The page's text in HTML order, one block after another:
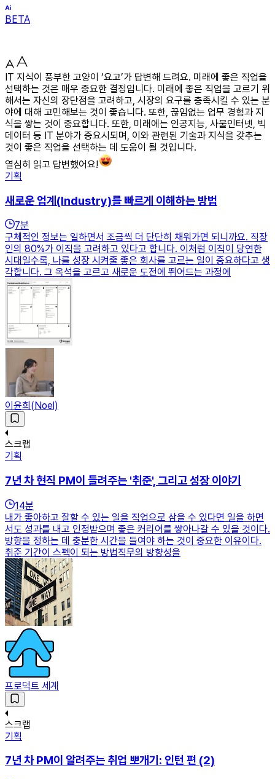
BETA
IT 지식이 풍부한 고양이 ‘요고’가 답변해 드려요. 미래에 좋은 직업을
선택하는 것은 매우 중요한 결정입니다. 미래에 좋은 직업을 고르기 위
해서는 자신의 장단점을 고려하고, 시장의 요구를 충족시킬 수 있는 분
야에 대해 고민해보는 것이 좋습니다. 또한, 끊임없는 업무 경험과 지
식을 쌓는 것이 중요합니다. 또한, 미래에는 인공지능, 사물인터넷, 빅
데이터 등 IT 분야가 중요시되며, 이와 관련된 기술과 지식을 갖추는
것이 좋은 직업을 선택하는 데 도움이 될 것입니다.
열심히 읽고 답변했어요!
기획
새로운 업계(Industry)를 빠르게 이해하는 방법
7분
구체적인 정보는 일하면서 조금씩 더 단단히 채워가면 되니까요. 직장
인의 80%가 이직을 고려하고 있다고 합니다. 이처럼 이직이 당연한
시대일수록, 나를 성장 시켜줄 좋은 회사를 고르는 일이 중요하다고 생
각합니다. 그 옥석을 고르고 새로운 도전에 뛰어드는 과정에
이윤희(Noel)
스크랩
기획
7년 차 현직 PM이 들려주는 '취준', 그리고 성장 이야기
14분
내가 좋아하고 잘할 수 있는 일을 직업으로 삼을 수 있다면 일을 하면
서도 성과를 내고 인정받으며 좋은 커리어를 쌓아나갈 수 있을 것이다.
방향을 정하는 데 충분한 시간을 들여야 하는 것이 중요한 이유이다.
취준 기간이 스펙이 되는 방법직무의 방향성을
프로덕트 세계
스크랩
기획
7년 차 PM이 알려주는 취업 뽀개기: 인턴 편 (2)